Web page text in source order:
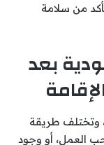
من سلامة
بعد
وتختلف طريقة
العمل، أو وجود